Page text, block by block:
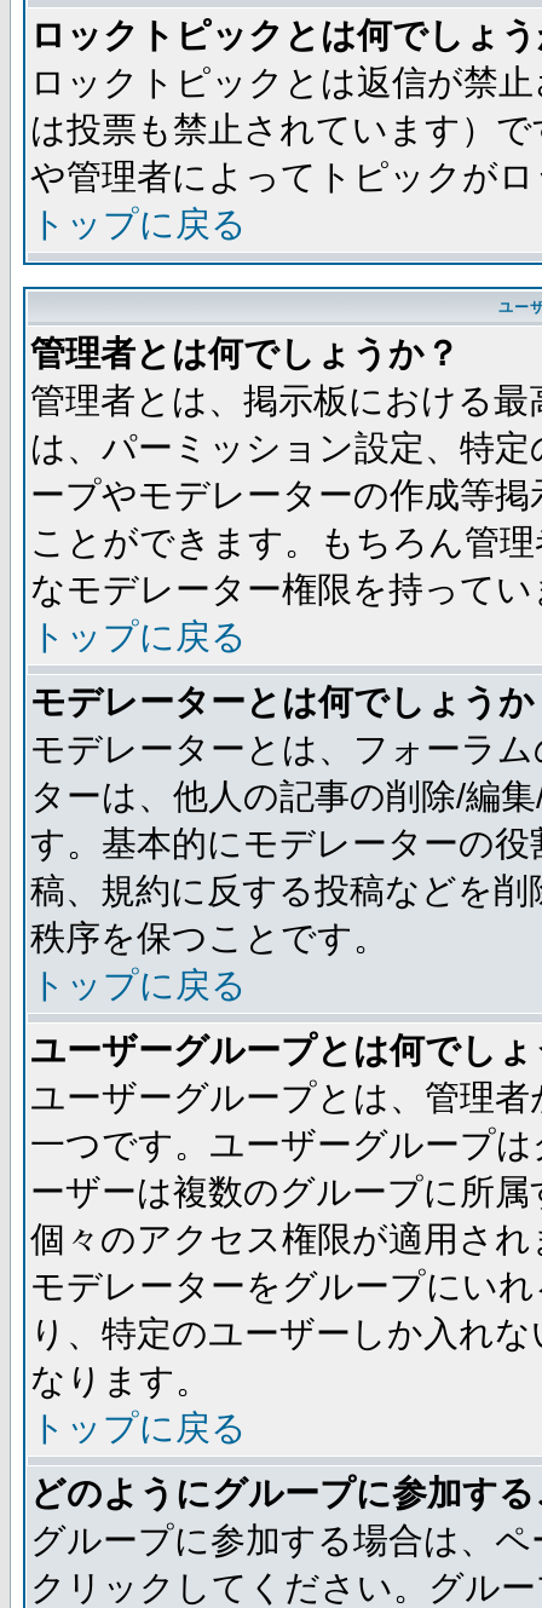
ロックトピックとは何でしょ
ロックトピックとは返信が禁
は投票も禁止されています）
や管理者によってトピックが
トップに戻る
ユー
管理者とは何でしょうか？
管理者とは、掲示板における
は、パーミッション設定、特
ープやモデレーターの作成等
ことができます。もちろん管
なモデレーター権限を持ってい
トップに戻る
モデレーターとは何でしょうか
モデレーターとは、フォーラ
ターは、他人の記事の削除/編
す。基本的にモデレーターの
稿、規約に反する投稿などを
秩序を保つことです。
トップに戻る
ユーザーグループとは何でし
ユーザーグループとは、管理
一つです。ユーザーグループ
ーザーは複数のグループに所
個々のアクセス権限が適用さ
モデレーターをグループにい
り、特定のユーザーしか入れ
なります。
トップに戻る
どのようにグループに参加す
グループに参加する場合は、
クリックしてください。グル